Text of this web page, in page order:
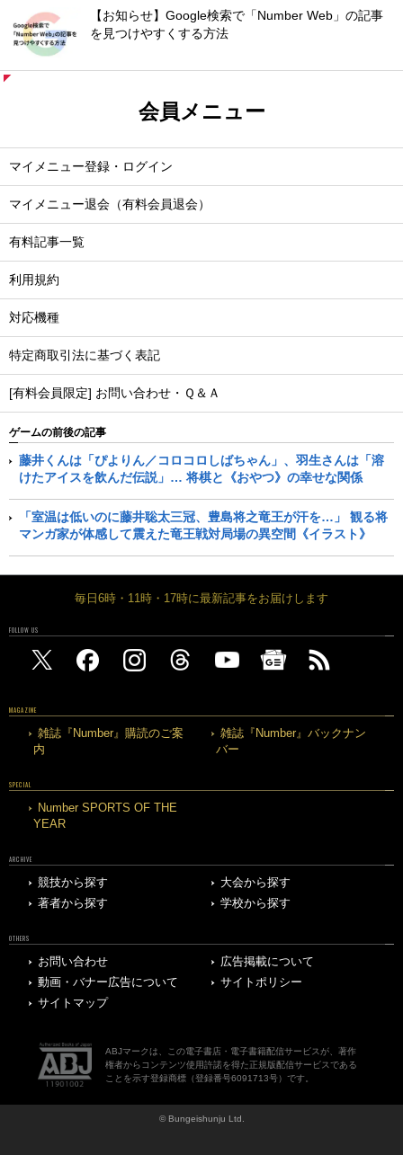
【お知らせ】Google検索で「Number Web」の記事
を見つけやすくする方法
会員メニュー
マイメニュー登録・ログイン
マイメニュー退会（有料会員退会）
有料記事一覧
利用規約
対応機種
特定商取引法に基づく表記
[有料会員限定] お問い合わせ・Ｑ＆Ａ
ゲームの前後の記事
藤井くんは「ぴよりん／コロコロしばちゃん」、羽生さんは「溶
けたアイスを飲んだ伝説」… 将棋と《おやつ》の幸せな関係
「室温は低いのに藤井聡太三冠、豊島将之竜王が汗を…」 観る将
マンガ家が体感して震えた竜王戦対局場の異空間《イラスト》
毎日6時・11時・17時に最新記事をお届けします
FOLLOW US
MAGAZINE
雑誌『Number』購読のご案
内
雑誌『Number』バックナン
バー
SPECIAL
Number SPORTS OF THE
YEAR
ARCHIVE
競技から探す
大会から探す
著者から探す
学校から探す
OTHERS
お問い合わせ
広告掲載について
動画・バナー広告について
サイトポリシー
サイトマップ
ABJマークは、この電子書店・電子書籍配信サービスが、著作
権者からコンテンツ使用許諾を得た正規版配信サービスである
ことを示す登録商標（登録番号6091713号）です。
© Bungeishunju Ltd.